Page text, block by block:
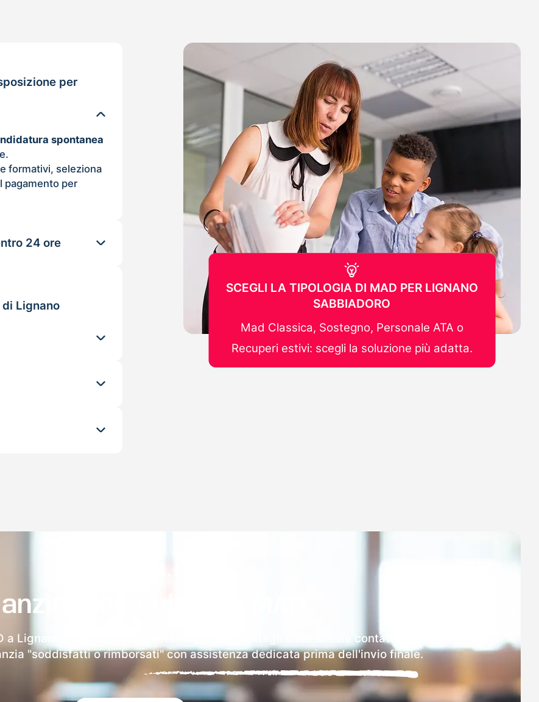
per
spontanea
formativi, seleziona
pagamento per
24 ore
Lignano
SCEGLI LA TIPOLOGIA DI MAD PER LIGNANO
SABBIADORO
Mad Classica, Sostegno, Personale ATA o
Recuperi estivi: scegli la soluzione più adatta.
100% sulla tua MAD
a Lignano Sabbiadoro riceverai via email i dettagli delle scuole contattate.
"soddisfatti o rimborsati" con assistenza dedicata prima dell'invio finale.